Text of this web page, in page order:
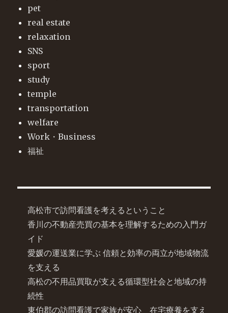
pet
real estate
relaxation
SNS
sport
study
temple
transportation
welfare
Work・Business
福祉
高松市で訪問看護を考えるということ
香川の不動産売買の基本を理解するための入門ガ
イド
愛媛の運送業に学ぶ 信頼と効率の両立が地域物流
を支える
高松の不用品買取が支える循環型社会と地域の持
続性
東伯郡の訪問看護で家族が安心 在宅療養を支え